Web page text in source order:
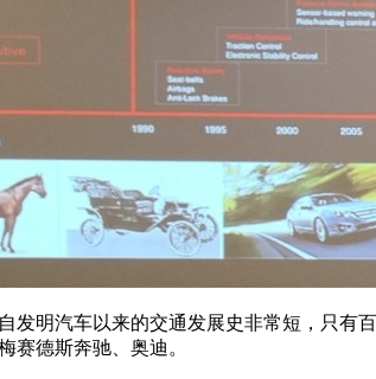
明汽车以来的交通发展史非常短，只有百
赛德斯奔驰、奥迪。